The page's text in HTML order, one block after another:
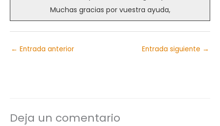
Muchas gracias por vuestra ayuda,
← Entrada anterior Entrada siguiente →
Deja un comentario